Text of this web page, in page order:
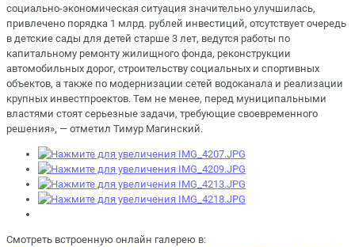
социально-экономическая ситуация значительно улучшилась,
привлечено порядка 1 млрд. рублей инвестиций, отсутствует очередь
в детские сады для детей старше 3 лет, ведутся работы по
капитальному ремонту жилищного фонда, реконструкции
автомобильных дорог, строительству социальных и спортивных
объектов, а также по модернизации сетей водоканала и реализации
крупных инвестпроектов. Тем не менее, перед муниципальными
властями стоят серьезные задачи, требующие своевременного
решения», — отметил Тимур Магинский.
Смотреть встроенную онлайн галерею в: